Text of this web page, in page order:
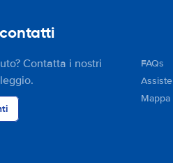
Contatta i nostri
FAQs